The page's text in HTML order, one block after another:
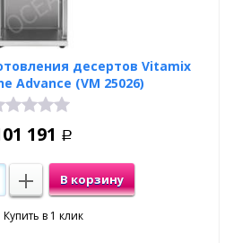
десертов Vitamix
Advance (VM 25026)
191 Р
В корзину
Купить в 1 клик